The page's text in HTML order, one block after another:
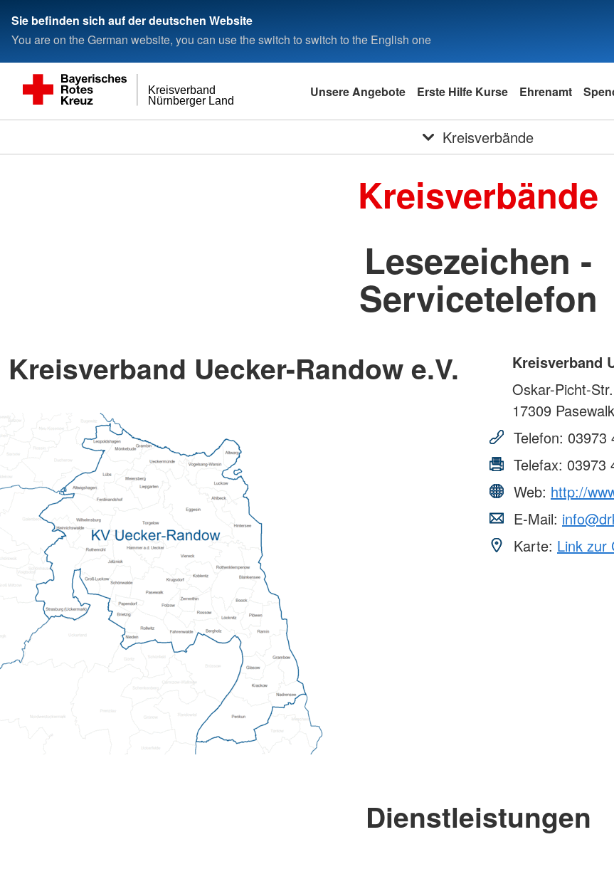
Sie befinden sich auf der deutschen Website
You are on the German website, you can use the switch to switch to the English one
Nürnberger Land
Kreisverband Unsere Angebote Erste Hilfe Kurse Ehrenamt
Kreisverbände
Kreisverbände
Lesezeichen -
Servicetelefon
Kreisverband Uecker-Randow e.V.
Kreisverband
Oskar-Picht-
17309 Pasewalk
Telefon: 03973
Telefax: 03973
Web: http://
E-Mail:
Karte: Link zur
Dienstleistungen